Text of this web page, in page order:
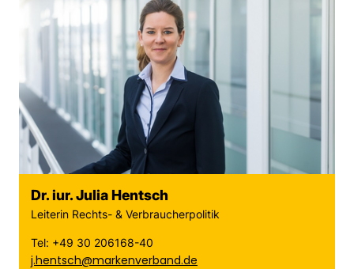
Dr. iur. Julia Hentsch
Leiterin Rechts- & Verbraucherpolitik
Tel: +49 30 206168-40
j.hentsch@markenverband.de